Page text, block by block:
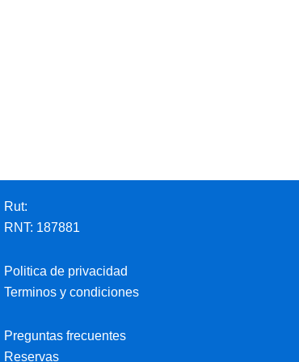
Rut:
RNT: 187881
Politica de privacidad
Terminos y condiciones
Preguntas frecuentes
Reservas